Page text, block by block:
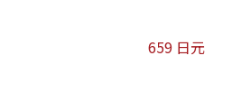
659 日元